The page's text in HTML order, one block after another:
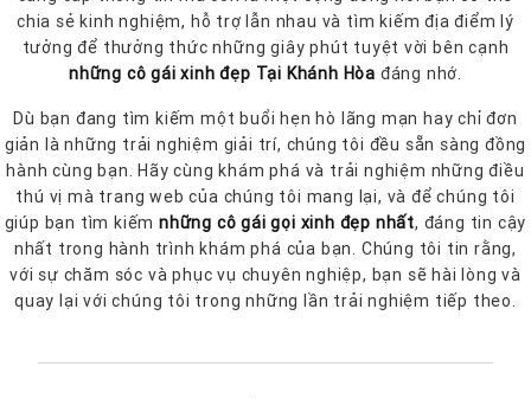
chia sẻ kinh nghiệm, hỗ trợ lẫn nhau và tìm kiếm địa điểm lý
tưởng để thưởng thức những giây phút tuyệt vời bên cạnh
những cô gái xinh đẹp Tại Khánh Hòa đáng nhớ.
Dù bạn đang tìm kiếm một buổi hẹn hò lãng mạn hay chỉ đơn
giản là những trải nghiệm giải trí, chúng tôi đều sẵn sàng đồng
hành cùng bạn. Hãy cùng khám phá và trải nghiệm những điều
thú vị mà trang web của chúng tôi mang lại, và để chúng tôi
giúp bạn tìm kiếmnhững cô gái gọi xinh đẹp nhất, đáng tin cậy
nhất trong hành trình khám phá của bạn. Chúng tôi tin rằng,
với sự chăm sóc và phục vụ chuyên nghiệp, bạn sẽ hài lòng và
quay lại với chúng tôi trong những lần trải nghiệm tiếp theo.